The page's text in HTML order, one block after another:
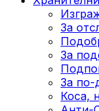
За
За
За по-
Коса,